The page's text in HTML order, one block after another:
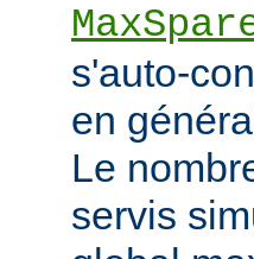
s'auto-
en
Le
servis